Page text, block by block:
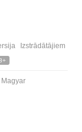
Izstrādātājiem
Magyar